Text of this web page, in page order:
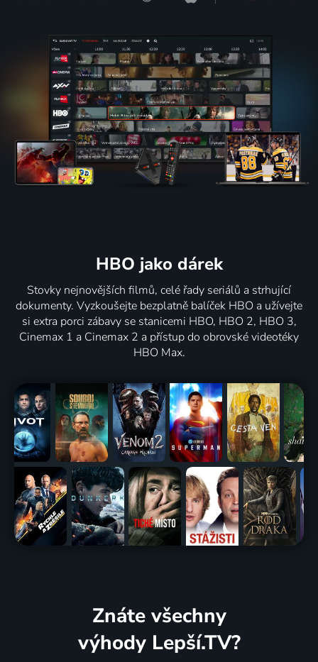
HBO jako dárek
Stovky nejnovějších filmů, celé řady seriálů a strhující
dokumenty. Vyzkoušejte bezplatně balíček HBO a užívejte
si extra porci zábavy se stanicemi HBO, HBO 2, HBO 3,
Cinemax 1 a Cinemax 2 a přístup do obrovské videotéky
HBO Max.
Znáte všechny
výhody Lepší.TV?